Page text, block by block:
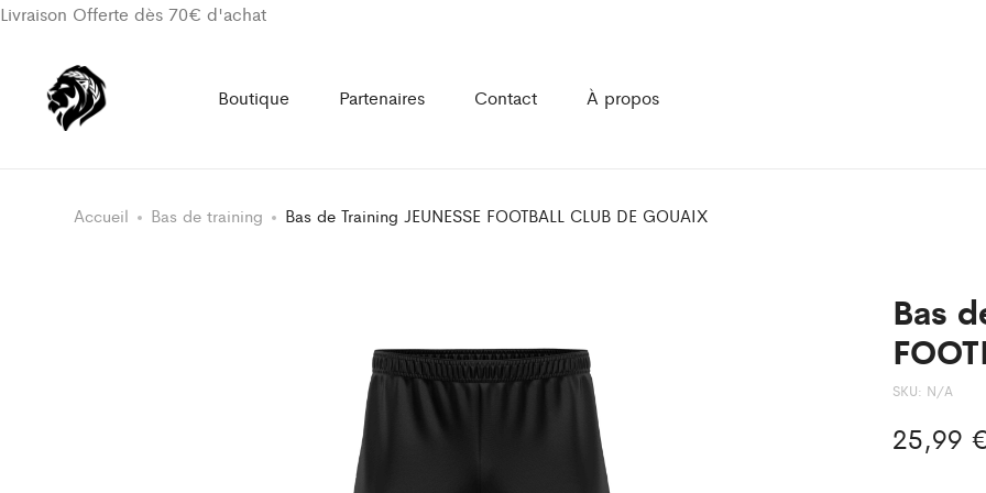
Livraison Offerte dès 70€ d'achat
Boutique Partenaires Contact À propos
Accueil Bas de training Bas de Training JEUNESSE FOOTBALL CLUB DE GOUAIX
Bas
SKU: N/A
25,99